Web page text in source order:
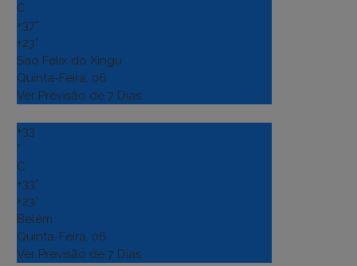
C
+37°
+23°
Sao Felix do Xingu
Quinta-Feira, 06
Ver Previsão de 7 Dias
+33
°
C
+33°
+23°
Belém
Quinta-Feira, 06
Ver Previsão de 7 Dias